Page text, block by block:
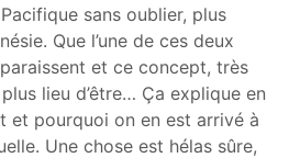
sans oublier, plus
Que l’une de ces deux
et ce concept, très
plus lieu d’être… Ça explique en
et pourquoi on en est arrivé à
Une chose est hélas sûre,